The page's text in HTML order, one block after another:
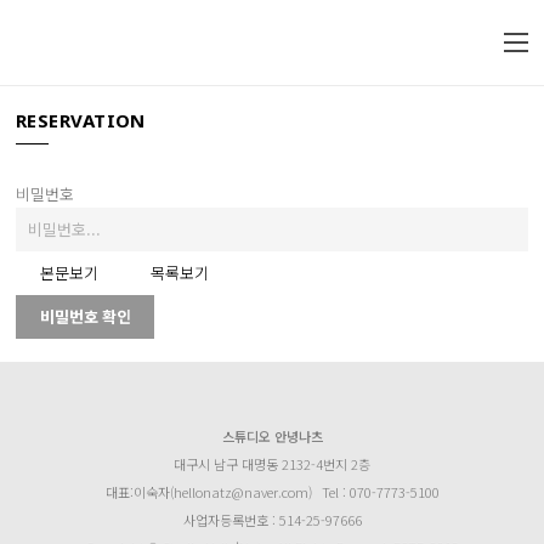
RESERVATION
비밀번호
본문보기
목록보기
비밀번호 확인
스튜디오 안녕나츠
대구시 남구 대명동 2132-4번지 2층
대표:이숙자(hellonatz@naver.com) Tel : 070-7773-5100
사업자등록번호 : 514-25-97666